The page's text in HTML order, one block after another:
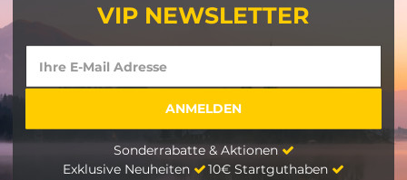
VIP NEWSLETTER
Sonderrabatte & Aktionen
Exklusive Neuheiten
10€ Startguthaben